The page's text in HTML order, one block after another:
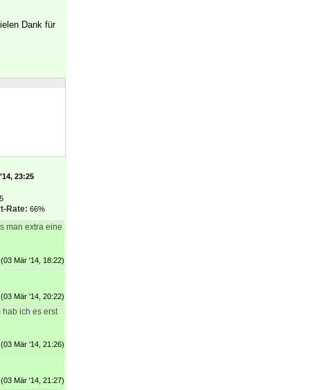
Dank für
23:25
5
Rate: 66%
man extra eine
(03 Mär '14, 18:22)
(03 Mär '14, 20:22)
hab ich es erst
(03 Mär '14, 21:26)
(03 Mär '14, 21:27)